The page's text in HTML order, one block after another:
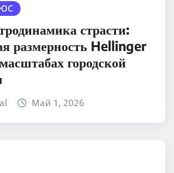
страсти:
размерность Hellinger
городской
Май 1, 2026